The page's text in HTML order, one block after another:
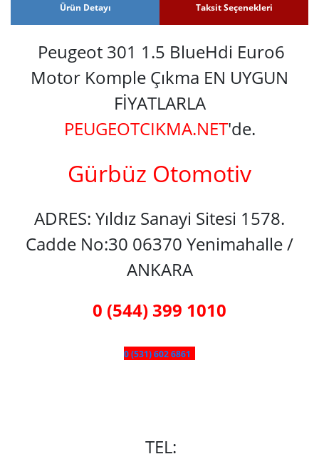
Ürün Detayı Taksit Seçenekleri
Peugeot 301 1.5 BlueHdi Euro6
Motor Komple Çıkma EN UYGUN
FİYATLARLA
PEUGEOTCIKMA.NET'de.
Gürbüz Otomotiv
ADRES: Yıldız Sanayi Sitesi 1578.
Cadde No:30 06370 Yenimahalle /
ANKARA
0 (544) 399 1010
0 (531) 602 6861
TEL: